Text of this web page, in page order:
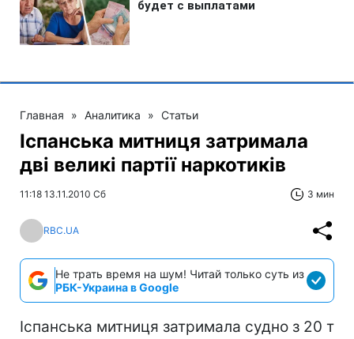
Главная » Аналитика » Статьи
Іспанська митниця затримала
дві великі партії наркотиків
11:18 13.11.2010 Сб 3 мин
RBC.UA
Не трать время на шум! Читай только суть из
РБК-Украина в Google
Іспанська митниця затримала судно з 20 т